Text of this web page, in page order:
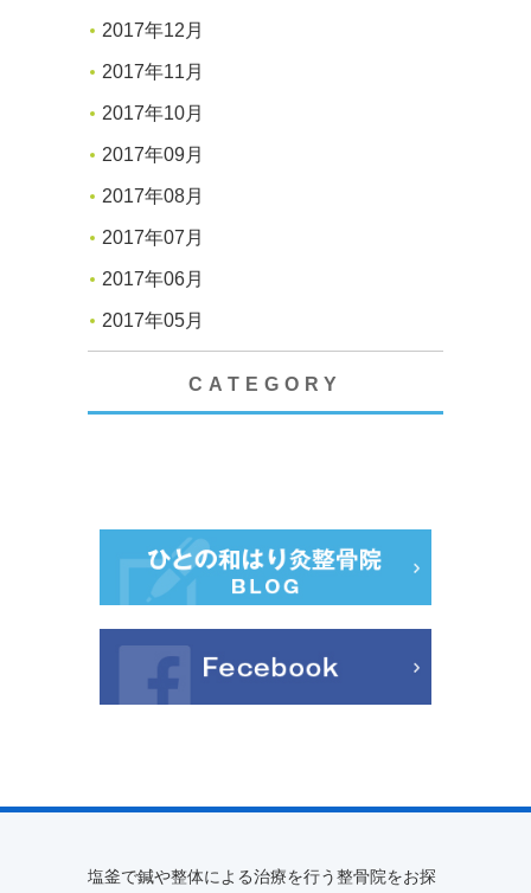
2017年12月
2017年11月
2017年10月
2017年09月
2017年08月
2017年07月
2017年06月
2017年05月
CATEGORY
塩釜で鍼や整体による治療を行う整骨院をお探